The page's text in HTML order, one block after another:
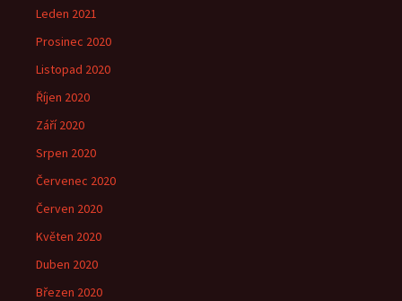
Leden 2021
Prosinec 2020
Listopad 2020
Říjen 2020
Září 2020
Srpen 2020
Červenec 2020
Červen 2020
Květen 2020
Duben 2020
Březen 2020